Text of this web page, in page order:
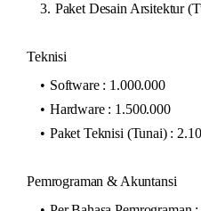
Paket Desain Arsitektur
Teknisi
Software : 1.000.000
Hardware : 1.500.000
Paket Teknisi (Tunai) :
Pemrograman & Akuntansi